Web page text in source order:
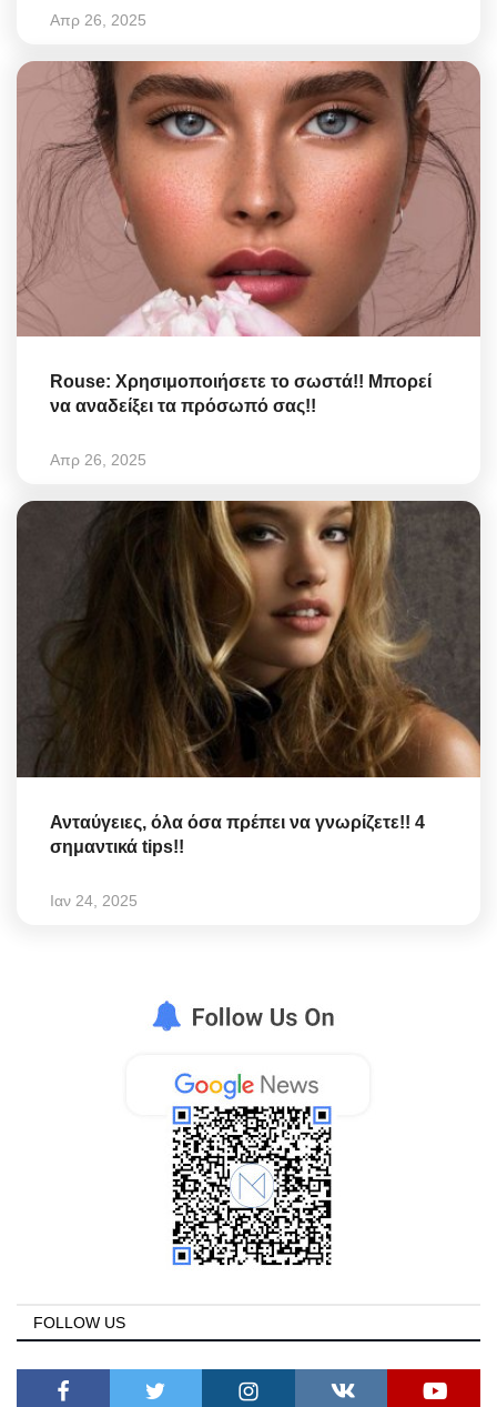
Απρ 26, 2025
Rouse: Χρησιμοποιήσετε το σωστά!! Μπορεί
να αναδείξει τα πρόσωπό σας!!
Απρ 26, 2025
Ανταύγειες, όλα όσα πρέπει να γνωρίζετε!! 4
σημαντικά tips!!
Ιαν 24, 2025
FOLLOW US